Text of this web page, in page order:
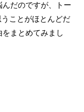
だのですが、トー
ことがほとんどだ
まとめてみまし